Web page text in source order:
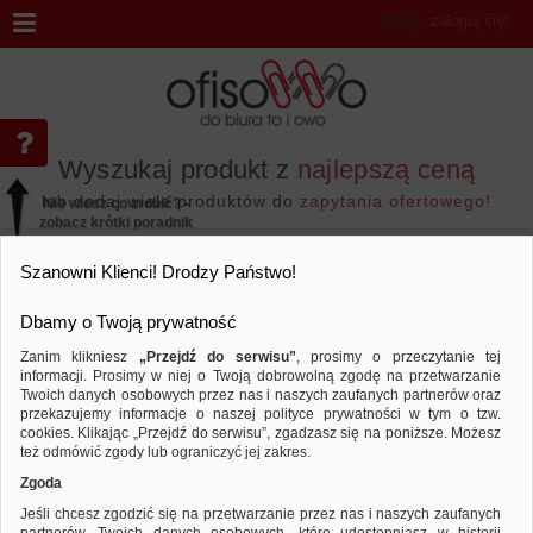
Wyszukaj produkt z najlepszą ceną
lub dodaj wiele produktów do zapytania ofertowego!
Witaj ,
Marka LOYD
Porównaj Sortuj według
Nie wiesz co zrobić? -
zobacz krótki poradnik
Szanowni Klienci! Drodzy Państwo!
Dbamy o Twoją prywatność
Zanim klikniesz „Przejdź do serwisu”, prosimy o przeczytanie tej
informacji. Prosimy w niej o Twoją dobrowolną zgodę na przetwarzanie
Twoich danych osobowych przez nas i naszych zaufanych partnerów oraz
przekazujemy informacje o naszej polityce prywatności w tym o tzw.
cookies. Klikając „Przejdź do serwisu”, zgadzasz się na poniższe. Możesz
też odmówić zgody lub ograniczyć jej zakres.
Zgoda
Jeśli chcesz zgodzić się na przetwarzanie przez nas i naszych zaufanych